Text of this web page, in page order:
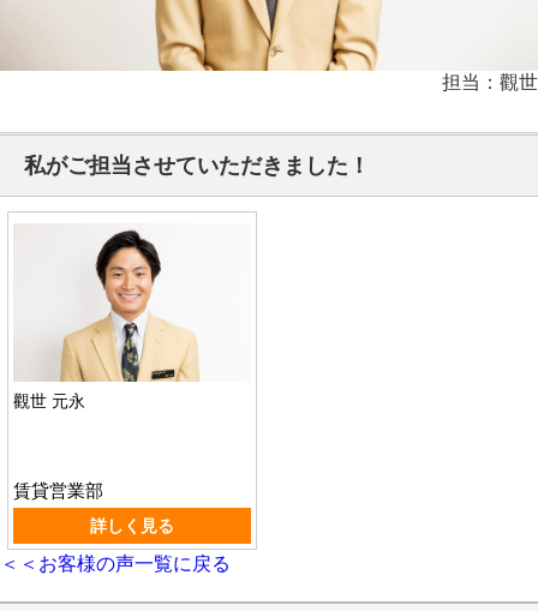
担当：觀世
私がご担当させていただきました！
觀世 元永
賃貸営業部
詳しく見る
＜＜お客様の声一覧に戻る